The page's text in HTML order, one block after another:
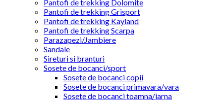
Pantofi de trekking Dolomite
Pantofi de trekking Grisport
Pantofi de trekking Kayland
Pantofi de trekking Scarpa
Parazapezi/Jambiere
Sandale
Sireturi si branturi
Sosete de bocanci/sport
Sosete de bocanci copii
Sosete de bocanci primavara/vara
Sosete de bocanci toamna/iarna